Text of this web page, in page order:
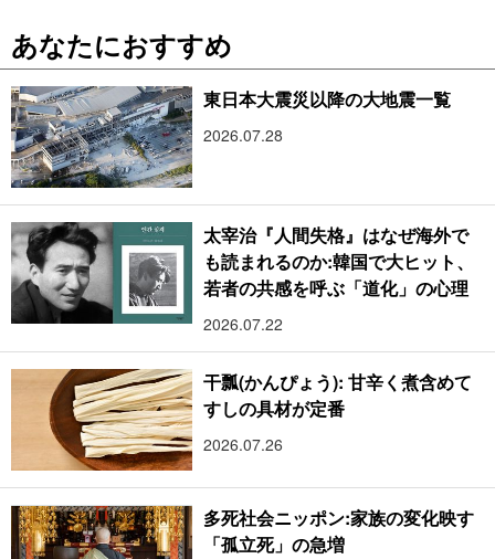
あなたにおすすめ
東日本大震災以降の大地震一覧
2026.07.28
太宰治『人間失格』はなぜ海外で
も読まれるのか:韓国で大ヒット、
若者の共感を呼ぶ「道化」の心理
2026.07.22
干瓢(かんぴょう): 甘辛く煮含めて
すしの具材が定番
2026.07.26
多死社会ニッポン:家族の変化映す
「孤立死」の急増